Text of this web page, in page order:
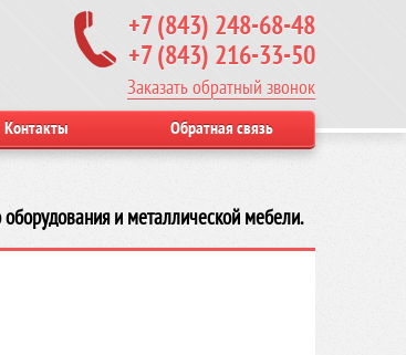
+7 (843) 248-68-48
+7 (843) 216-33-50
Заказать обратный звонок
Контакты Обратная связь
и металлической мебели.